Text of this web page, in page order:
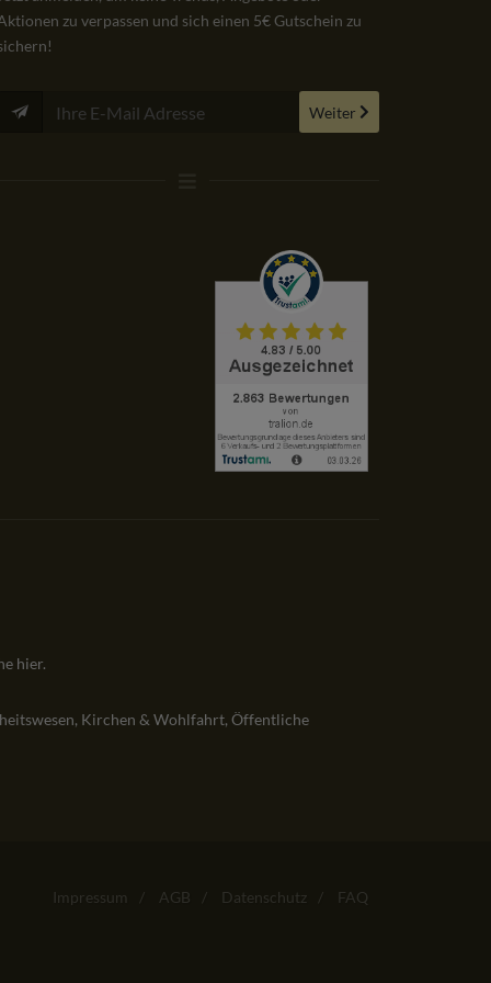
Bestellung, Kauf und Lieferung verliefen
Lizenzübergabe
zu verpassen und sich einen 5€ Gutschein zu
Weiter
hier.
Kirchen & Wohlfahrt, Öffentliche
Impressum / AGB / Datenschutz / FAQ